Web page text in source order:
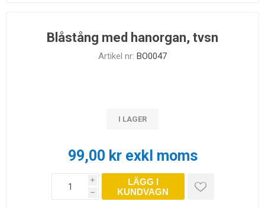
Blåstång med hanorgan, tvsn
Artikel nr: BO0047
I LAGER
99,00 kr exkl moms
i
h
LÄGG I
KUNDVAGN